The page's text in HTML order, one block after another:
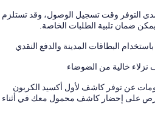
التوفر وقت تسجيل الوصول، وقد تستلزم
ضمان تلبية الطلبات الخاصة.
البطاقات المدينة والدفع النقدي
خالية من الضوضاء
عن توفر كاشف لأول أكسيد الكربون
على إحضار كاشف محمول معك في أثناء